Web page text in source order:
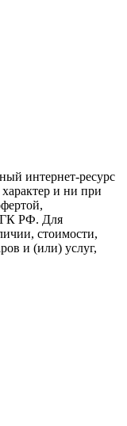
интернет-ресурс
и ни при
ГК РФ. Для
стоимости,
и (или) услуг,